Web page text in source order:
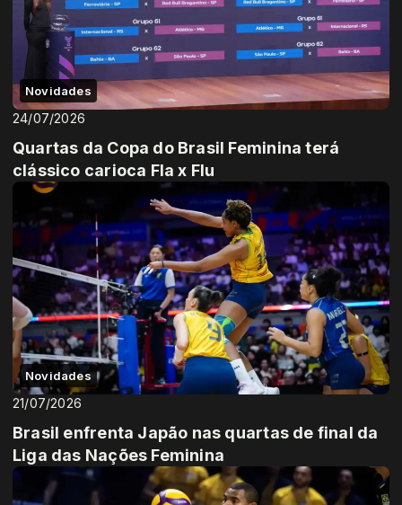
Novidades
24/07/2026
Quartas da Copa do Brasil Feminina terá
clássico carioca Fla x Flu
Novidades
21/07/2026
Brasil enfrenta Japão nas quartas de final da
Liga das Nações Feminina